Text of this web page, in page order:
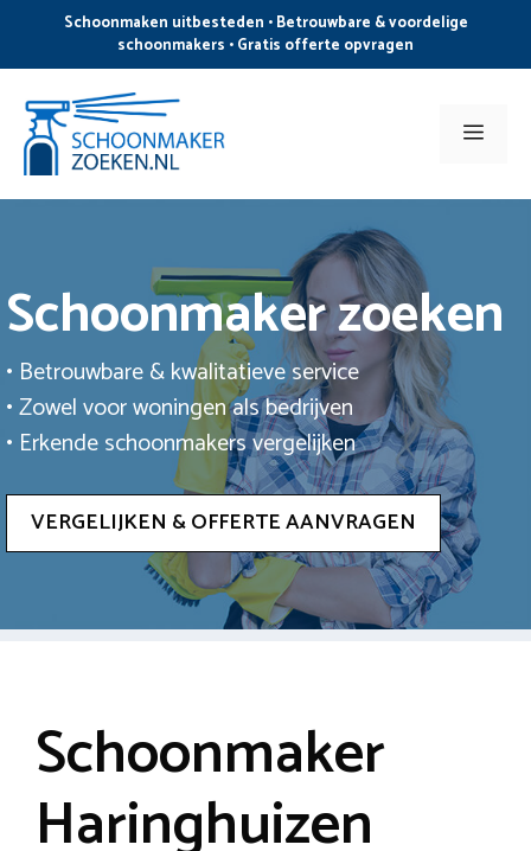
de
inhoud
Schoonmaken uitbesteden • Betrouwbare & voordelige
schoonmakers • Gratis offerte opvragen
Menu
Schoonmaker zoeken
• Betrouwbare & kwalitatieve service
• Zowel voor woningen als bedrijven
• Erkende schoonmakers vergelijken
VERGELIJKEN & OFFERTE AANVRAGEN
Schoonmaker
Haringhuizen